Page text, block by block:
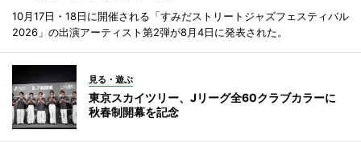
10月17日・18日に開催される「すみだストリートジャズフェスティバル
2026」の出演アーティスト第2弾が8月4日に発表された。
見る・遊ぶ
東京スカイツリー、Jリーグ全60クラブカラーに
秋春制開幕を記念